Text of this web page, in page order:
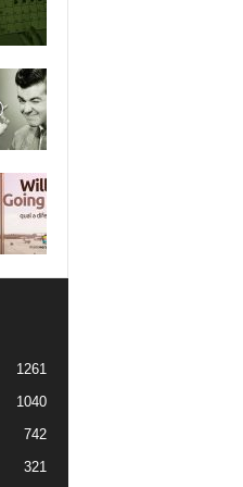
1261
1040
742
321